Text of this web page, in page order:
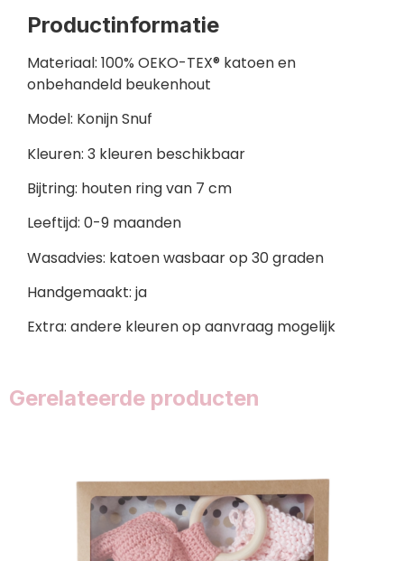
Productinformatie
Materiaal: 100% OEKO-TEX® katoen en
onbehandeld beukenhout
Model: Konijn Snuf
Kleuren: 3 kleuren beschikbaar
Bijtring: houten ring van 7 cm
Leeftijd: 0-9 maanden
Wasadvies: katoen wasbaar op 30 graden
Handgemaakt: ja
Extra: andere kleuren op aanvraag mogelijk
Gerelateerde producten